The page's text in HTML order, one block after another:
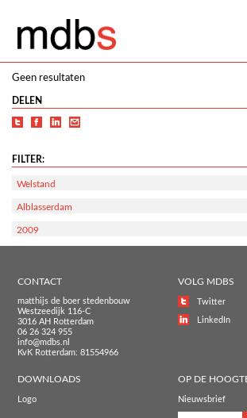
Geen resultaten
DELEN
FILTER:
Welstand
Alblasserdam
2009
CONTACT
matthijs de boer stedenbouw
Westzeedijk 116-C
3016 AH Rotterdam
06 26 324 955
info@mdbs.nl
KvK Rotterdam: 81554966
VOLG MDBS
Twitter
LinkedIn
DOWNLOADS
Logo
OP DE
Nieuwsbrief